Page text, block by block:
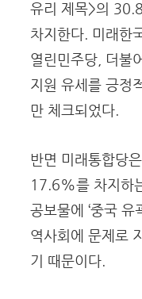
유리 제목>의
차지한다. 미래한
열린민주당, 더불
지원 유세를 긍정
만 체크되었다.
반면 미래통합당
17.6%를 차지하
공보물에 ‘중국 유
역사회에 문제로
기 때문이다.